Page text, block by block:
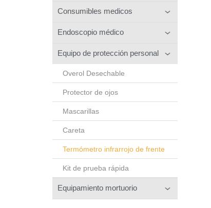
Consumibles medicos
Endoscopio médico
Equipo de protección personal
Overol Desechable
Protector de ojos
Mascarillas
Careta
Termómetro infrarrojo de frente
Kit de prueba rápida
Equipamiento mortuorio